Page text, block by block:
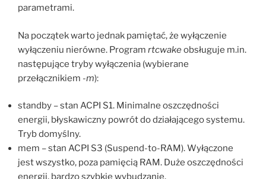
parametrami.
Na początek warto jednak pamiętać, że wyłączenie
wyłączeniu nierówne. Program rtcwakeobsługuje m.in.
następujące tryby wyłączenia (wybierane
przełącznikiem -m):
standby – stan ACPI S1. Minimalne oszczędności
energii, błyskawiczny powrót do działającego systemu.
Tryb domyślny.
mem – stan ACPI S3 (Suspend-to-RAM). Wyłączone
jest wszystko, poza pamięcią RAM. Duże oszczędności
energii, bardzo szybkie wybudzanie.